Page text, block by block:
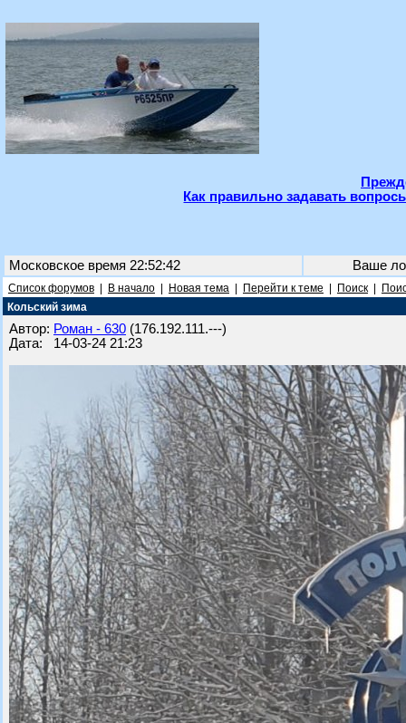
Как правильно задавать
Московское время 22:52:42 Ваше
Список форумов В начало Новая тема Перейти к теме Поиск
Кольский зима
Автор: Роман - 630 (176.192.111.---)
Дата: 14-03-24 21:23